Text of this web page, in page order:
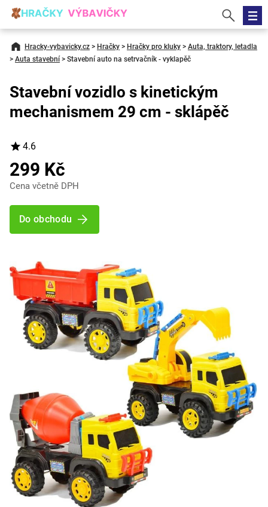
Hracky-vybavicky.cz > Hračky > Hračky pro kluky > Auta, traktory, letadla
> Auta stavební > Stavební auto na setrvačník - vyklapěč
Stavební vozidlo s kinetickým
mechanismem 29 cm - sklápěč
4.6
299 Kč
Cena včetně DPH
Do obchodu